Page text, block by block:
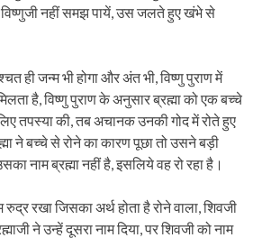
विष्णुजी नहीं समझ पायें, उस जलते हुए खंभे से
ही जन्म भी होगा और अंत भी, विष्णु पुराण में
है, विष्णु पुराण के अनुसार ब्रह्मा को एक बच्चे
तपस्या की, तब अचानक उनकी गोद में रोते हुए
ने बच्चे से रोने का कारण पूछा तो उसने बड़ी
नाम ब्रह्मा नहीं है, इसलिये वह रो रहा है।
रुद्र रखा जिसका अर्थ होता है रोने वाला, शिवजी
ने उन्हें दूसरा नाम दिया, पर शिवजी को नाम